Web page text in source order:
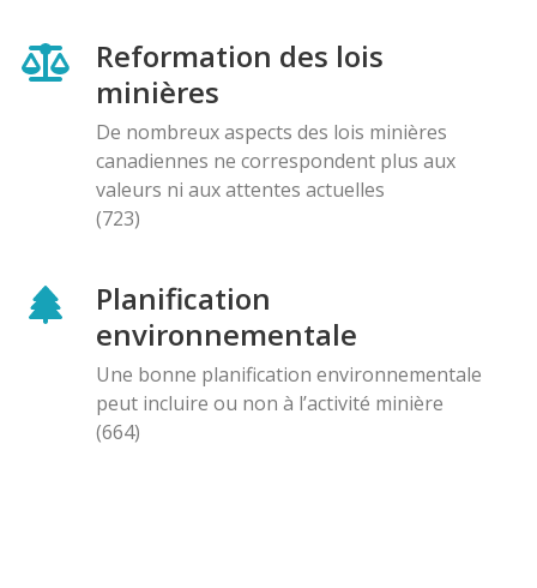
Reformation des lois
minières
De nombreux aspects des lois minières
canadiennes ne correspondent plus aux
valeurs ni aux attentes actuelles
(723)
Planification
environnementale
Une bonne planification environnementale
peut incluire ou non à l’activité minière
(664)